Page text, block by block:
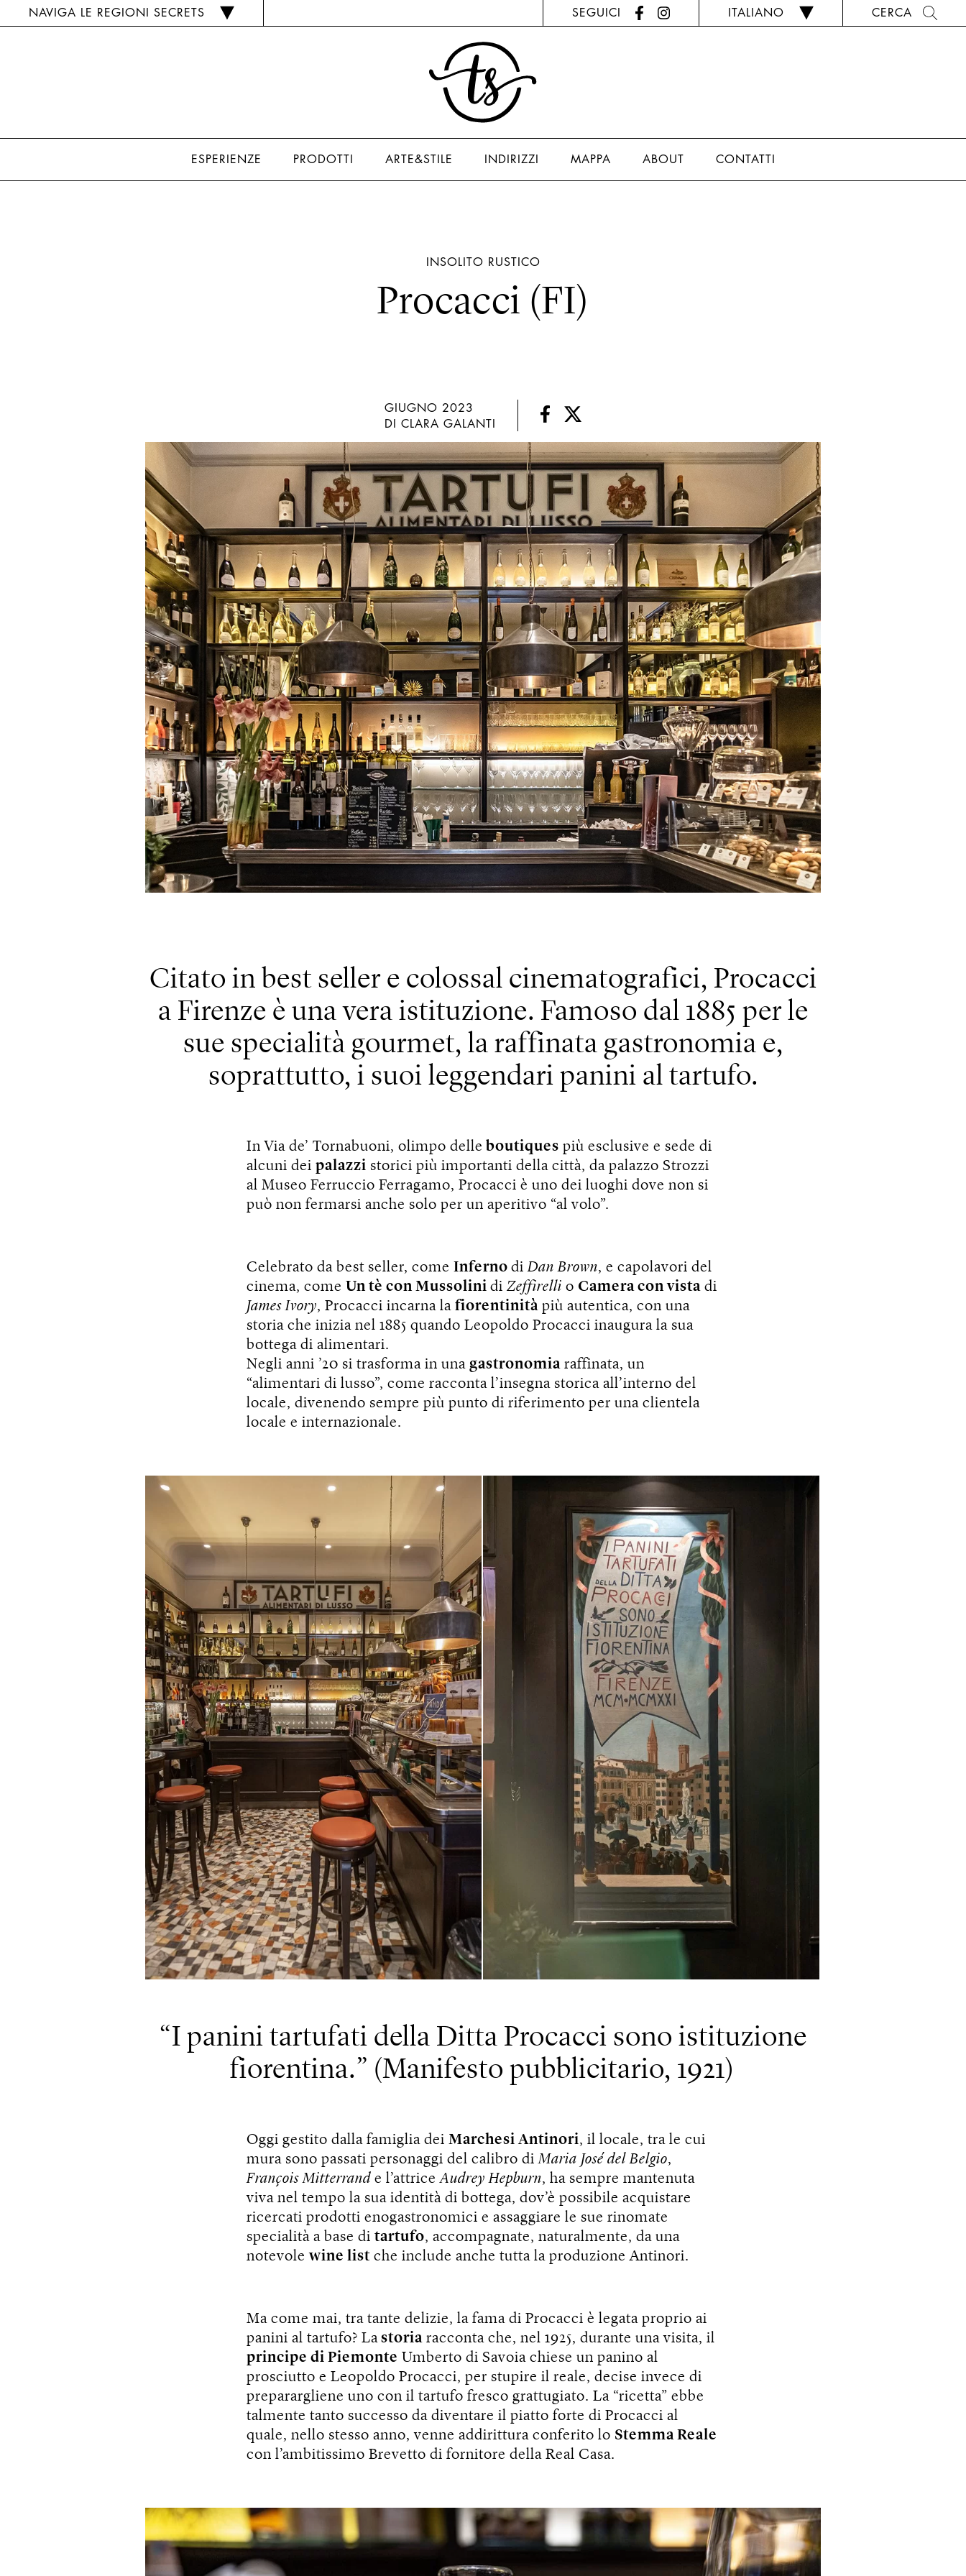
NAVIGA LE REGIONI SECRETS SEGUICI ITALIANO CERCA
ESPERIENZE PRODOTTI ARTE&STILE INDIRIZZI MAPPA ABOUT CONTATTI
INSOLITO RUSTICO
Procacci (FI)
GIUGNO 2023
DI CLARA GALANTI
Citato in best seller e colossal cinematografici, Procacci
a Firenze è una vera istituzione. Famoso dal 1885 per le
sue specialità gourmet, la raffinata gastronomia e,
soprattutto, i suoi leggendari panini al tartufo.
In Via de’ Tornabuoni, olimpo delle boutiques più esclusive e sede di
alcuni dei palazzi storici più importanti della città, da palazzo Strozzi
al Museo Ferruccio Ferragamo, Procacci è uno dei luoghi dove non si
può non fermarsi anche solo per un aperitivo “al volo”.
Celebrato da best seller, come Inferno di Dan Brown, e capolavori del
cinema, come Un tè con Mussolini di Zeffirelli o Camera con vista di
James Ivory, Procacci incarna la fiorentinità più autentica, con una
storia che inizia nel 1885 quando Leopoldo Procacci inaugura la sua
bottega di alimentari.
Negli anni ’20 si trasforma in una gastronomia raffinata, un
“alimentari di lusso”, come racconta l’insegna storica all’interno del
locale, divenendo sempre più punto di riferimento per una clientela
locale e internazionale.
I panini tartufati della Ditta Procacci sono istituzione
fiorentina.
(Manifesto pubblicitario, 1921)
Oggi gestito dalla famiglia dei Marchesi Antinori, il locale, tra le cui
mura sono passati personaggi del calibro diMaria José del Belgio,
François Mitterrand e l’attriceAudrey Hepburn, ha sempre mantenuta
viva nel tempo la sua identità di bottega, dov’è possibile acquistare
ricercati prodotti enogastronomici e assaggiare le sue rinomate
specialità a base di tartufo, accompagnate, naturalmente, da una
notevolewine list che include anche tutta la produzione Antinori.
Ma come mai, tra tante delizie, la fama di Procacci è legata proprio ai
panini al tartufo? Lastoria racconta che, nel 1925, durante una visita, il
principe di Piemonte Umberto di Savoia chiese un panino al
prosciutto e Leopoldo Procacci, per stupire il reale, decise invece di
preparargliene uno con il tartufo fresco grattugiato. La “ricetta” ebbe
talmente tanto successo da diventare il piatto forte di Procacci al
quale, nello stesso anno, venne addirittura conferito lo Stemma Reale
con l’ambitissimo Brevetto di fornitore della Real Casa.